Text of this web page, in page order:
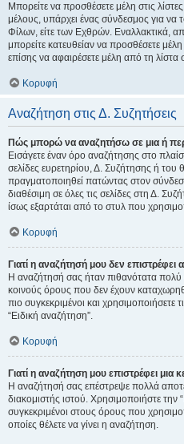
Μπορείτε να προσθέσετε μέλη στις
μέλους, υπάρχει ένας σύνδεσμος για να
Φίλων, είτε των Εχθρών. Εναλλακτικά,
μπορείτε κατευθείαν να προσθέσετε
επίσης να αφαιρέσετε μέλη από τη λίστα
Κορυφή
Αναζήτηση στις Δ. Συζητήσεις
Πώς μπορώ να αναζητήσω σε μια ή
Εισάγετε έναν όρο αναζήτησης στο
σελίδες ευρετηρίου, Δ. Συζήτησης ή
πραγματοποιηθεί πατώντας στον
διαθέσιμη σε όλες τις σελίδες στη Δ.
ίσως εξαρτάται από το στυλ που
Κορυφή
Γιατί η αναζήτησή μου δεν επιστρέφει
Η αναζήτησή σας ήταν πιθανότατα
κοινούς όρους που δεν έχουν
πιο συγκεκριμένοι και χρησιμοποιήσετε
“Ειδική αναζήτηση”.
Κορυφή
Γιατί η αναζήτηση μου επιστρέφει μια
Η αναζήτησή σας επέστρεψε πολλά
διακομιστής ιστού. Χρησιμοποιήστε την
συγκεκριμένοι στους όρους που
οποίες θέλετε να γίνει η αναζήτηση.